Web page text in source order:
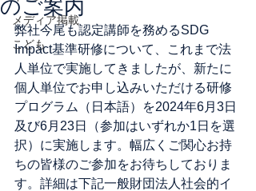
メディア掲載
こども
のご案内
弊社今尾も認定講師を務めるSDG
Impact基準研修について、これまで法
人単位で実施してきましたが、新たに
個人単位でお申し込みいただける研修
プログラム（日本語）を2024年6月3日
及び6月23日（参加はいずれか1日を選
択）に実施します。幅広くご関心お持
ちの皆様のご参加をお待ちしておりま
す。詳細は下記一般財団法人社会的イ